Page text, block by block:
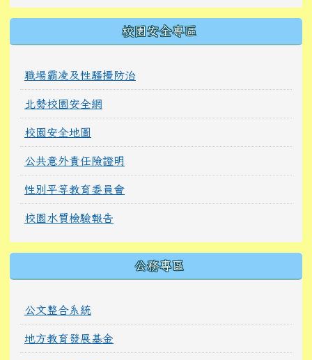
校園安全專區
職場霸凌及性騷擾防治
北勢校園安全網
校園安全地圖
公共意外責任險證明
性別平等教育委員會
校園水質檢驗報告
公務專區
公文整合系統
地方教育發展基金